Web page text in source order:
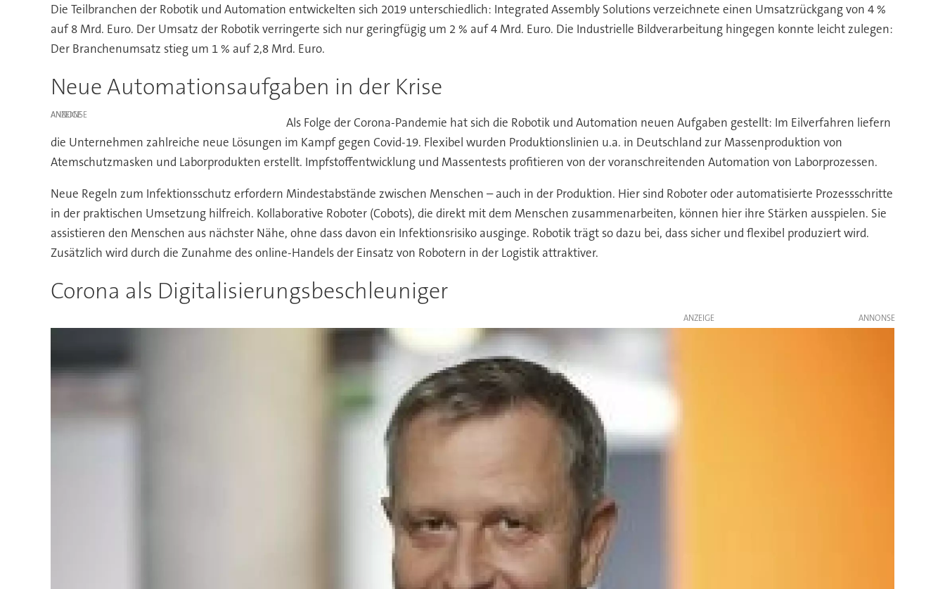
Die Teilbranchen der Robotik und Automation entwickelten sich 2019 unterschiedlich: Integrated Assembly Solutions verzeichnete einen Umsatzrückgang von 4 %
auf 8 Mrd. Euro. Der Umsatz der Robotik verringerte sich nur geringfügig um 2 % auf 4 Mrd. Euro. Die Industrielle Bildverarbeitung hingegen konnte leicht zulegen:
Der Branchenumsatz stieg um 1 % auf 2,8 Mrd. Euro.
Neue Automationsaufgaben in der Krise
ANZEIGE
Als Folge der Corona-Pandemie hat sich die Robotik und Automation neuen Aufgaben gestellt: Im Eilverfahren liefern
die Unternehmen zahlreiche neue Lösungen im Kampf gegen Covid-19. Flexibel wurden Produktionslinien u.a. in Deutschland zur Massenproduktion von
Atemschutzmasken und Laborprodukten erstellt. Impfstoffentwicklung und Massentests profitieren von der voranschreitenden Automation von Laborprozessen.
Neue Regeln zum Infektionsschutz erfordern Mindestabstände zwischen Menschen – auch in der Produktion. Hier sind Roboter oder automatisierte Prozessschritte
in der praktischen Umsetzung hilfreich. Kollaborative Roboter (Cobots), die direkt mit dem Menschen zusammenarbeiten, können hier ihre Stärken ausspielen. Sie
assistieren den Menschen aus nächster Nähe, ohne dass davon ein Infektionsrisiko ausginge. Robotik trägt so dazu bei, dass sicher und flexibel produziert wird.
Zusätzlich wird durch die Zunahme des online-Handels der Einsatz von Robotern in der Logistik attraktiver.
Corona als Digitalisierungsbeschleuniger
ANZEIGE